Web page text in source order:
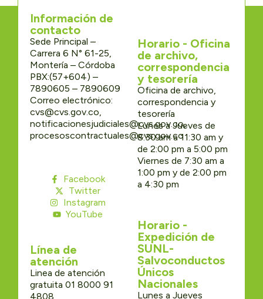
Información de
contacto
Sede Principal –
Carrera 6 N° 61-25,
Montería – Córdoba
PBX:(57+604) –
7890605 – 7890609
Correo electrónico:
cvs@cvs.gov.co,
notificacionesjudiciales@cvs.gov.co,
procesoscontractuales@cvs.gov.co
Facebook
Twitter
Instagram
YouTube
Línea de
atención
Linea de atención
gratuita 01 8000 91
4808
Horario - Oficina
de archivo,
correspondencia
y tesorería
Oficina de archivo,
correspondencia y
tesorería
Lunes a Jueves de
8:30 am a 11:30 am y
de 2:00 pm a 5:00 pm
Viernes de 7:30 am a
1:00 pm y de 2:00 pm
a 4:30 pm
Horario -
Expedición de
SUNL-
Salvoconductos
Únicos
Nacionales
Lunes a Jueves